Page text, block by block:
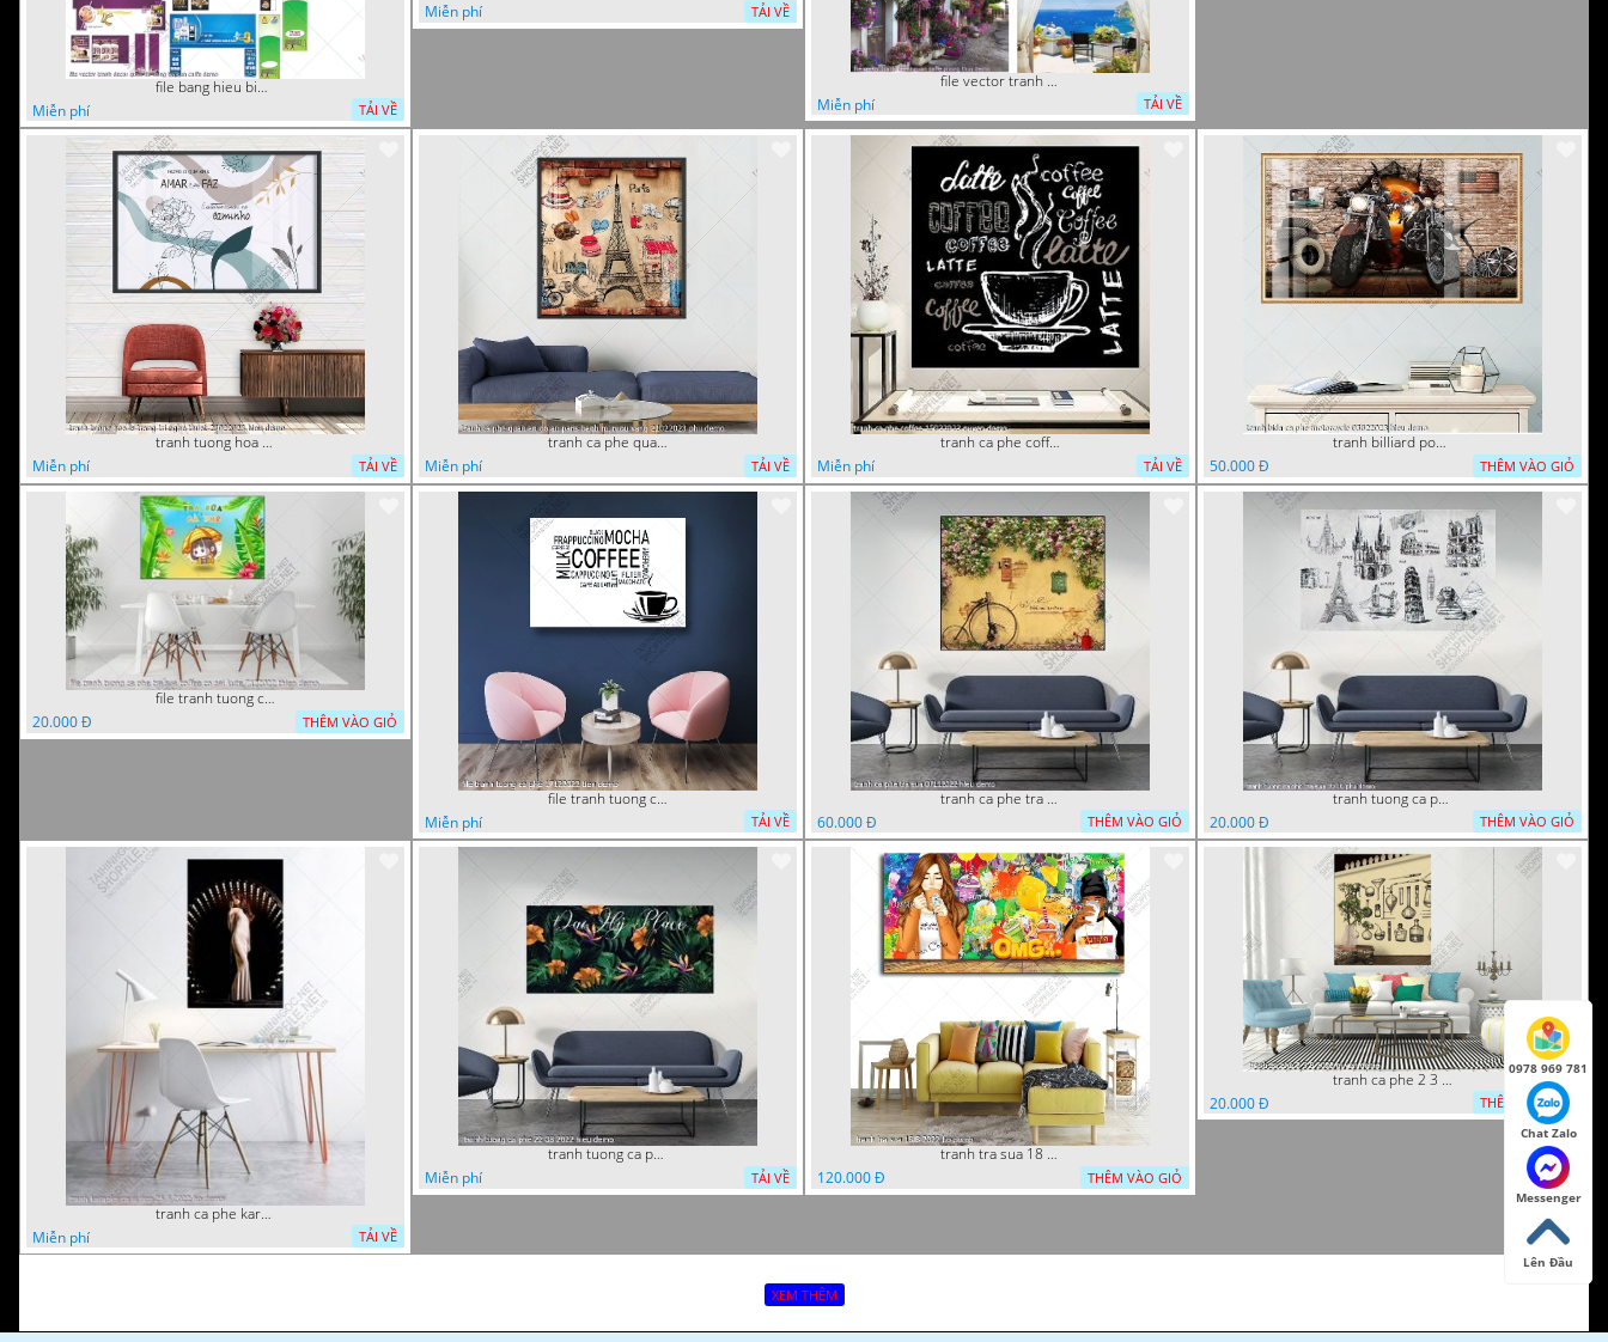
file bang hieu bien hieu ca phe vector tranh decor quan do uong tra sua caffe
Miễn phí
TẢI VỀ
Miễn phí
TẢI VỀ
file vector tranh decor quan caffe phong thuy
Miễn phí
TẢI VỀ
tranh tuong hoa la trang tri nghe thuat 23022023 hieu
Miễn phí
TẢI VỀ
tranh ca phe quan an do an paris banh mi ruou vang 21022023 phu
Miễn phí
TẢI VỀ
tranh ca phe coffee 15022023 quyen
Miễn phí
TẢI VỀ
tranh billiard pool snooker bi a bi-a tranh bida ca phe motorcycle 03022023 hieu
50.000 Đ
THÊM VÀO GIỎ
file tranh tuong ca phe tra sua coffee co gai kute 7122022 thien
20.000 Đ
THÊM VÀO GIỎ
file tranh tuong ca phe 17122022 tien
Miễn phí
TẢI VỀ
tranh ca phe tra sua 07112022 hieu
60.000 Đ
THÊM VÀO GIỎ
tranh tuong ca phe tra sua 10 10 phu
20.000 Đ
THÊM VÀO GIỎ
tranh ca phe karaoke ca si dep 26 9 2022 ho
Miễn phí
TẢI VỀ
tranh tuong ca phe 22 08 2022 hieu
Miễn phí
TẢI VỀ
tranh tra sua 18 8 2022 ho
120.000 Đ
THÊM VÀO GIỎ
tranh ca phe 2 3 8 2022 quyen
20.000 Đ
THÊM VÀO GIỎ
XEM THÊM
0978 969 781
Chat Zalo
Messenger
Lên Đầu